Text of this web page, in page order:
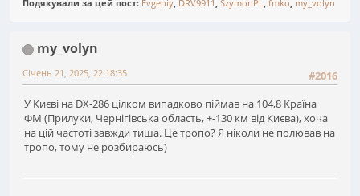
Подякували за цей пост: Evgeniy, DRV9911, SzymonPL, fmko, my_volyn
my_volyn
#2016
Січень 21, 2025, 22:18:35
У Києві на DX-286 цілком випадково піймав на 104,8 Країна
ФМ (Прилуки, Чернігівська область, +-130 км від Києва), хоча
на цій частоті завжди тиша. Це тропо? Я ніколи не полював на
тропо, тому не розбираюсь)